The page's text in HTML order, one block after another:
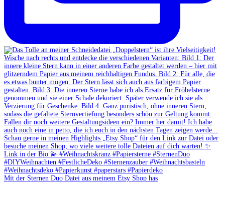
Mit der Sternen Duo Datei aus meinem Etsy Shop has